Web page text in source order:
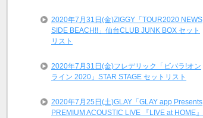
2020年7月31日(金)ZIGGY「TOUR2020 NEWS
SIDE BEACH!!」仙台CLUB JUNK BOX セット
リスト
2020年7月31日(金)フレデリック「ビバラ!オン
ライン 2020」STAR STAGE セットリスト
2020年7月25日(土)GLAY「GLAY app Presents
PREMIUM ACOUSTIC LIVE 『LIVE at HOME』